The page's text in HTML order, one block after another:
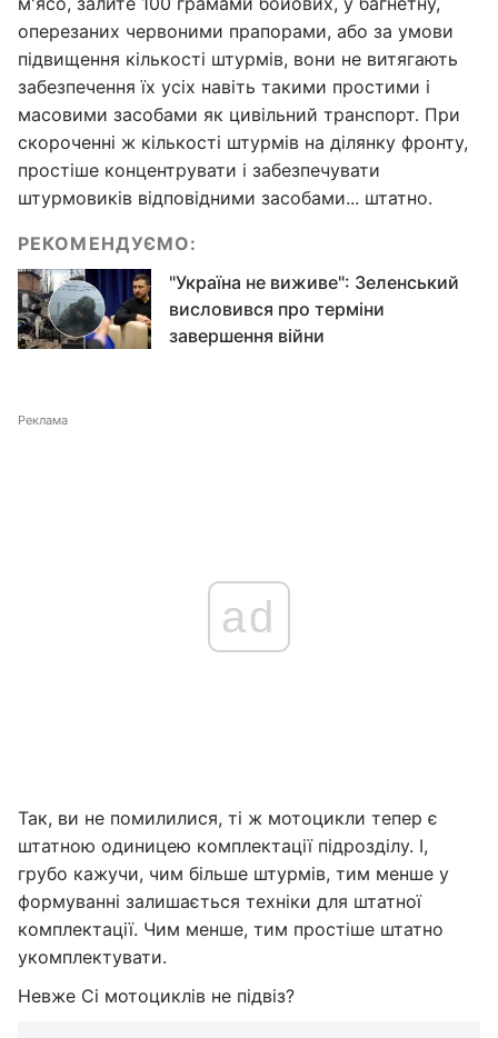
оперезаних червоними прапорами, або за умови
підвищення кількості штурмів, вони не витягають
забезпечення їх усіх навіть такими простими і
масовими засобами як цивільний транспорт. При
скороченні ж кількості штурмів на ділянку фронту,
простіше концентрувати і забезпечувати
штурмовиків відповідними засобами... штатно.
РЕКОМЕНДУЄМО:
"Україна не виживе": Зеленський
висловився про терміни
завершення війни
Реклама
ad
Так, ви не помилилися, ті ж мотоцикли тепер є
штатною одиницею комплектації підрозділу. І,
грубо кажучи, чим більше штурмів, тим менше у
формуванні залишається техніки для штатної
комплектації. Чим менше, тим простіше штатно
укомплектувати.
Невже Сі мотоциклів не підвіз?